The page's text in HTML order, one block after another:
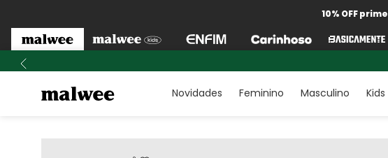
10% OFF
Novidades Feminino Masculino Kids